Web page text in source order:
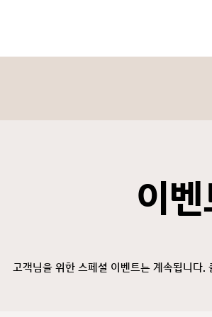
이벤
고객님을 위한 스페셜 이벤트는 계속됩니다.